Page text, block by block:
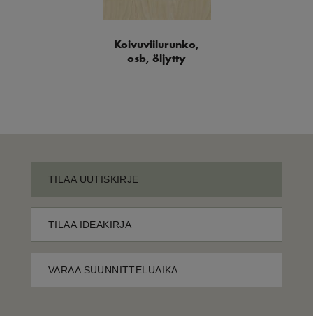
Koivuviilurunko,
osb, öljytty
TILAA UUTISKIRJE
TILAA IDEAKIRJA
VARAA SUUNNITTELUAIKA